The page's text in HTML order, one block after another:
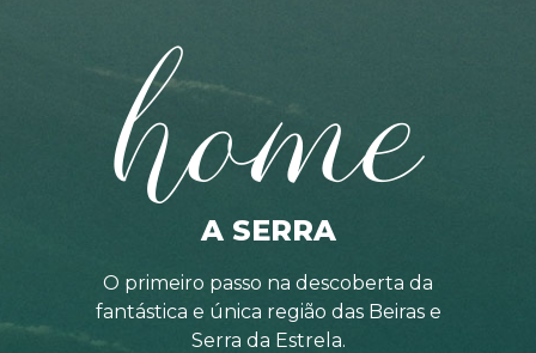
home
A SERRA
O primeiro passo na descoberta da
fantástica e única região das Beiras e
Serra da Estrela.